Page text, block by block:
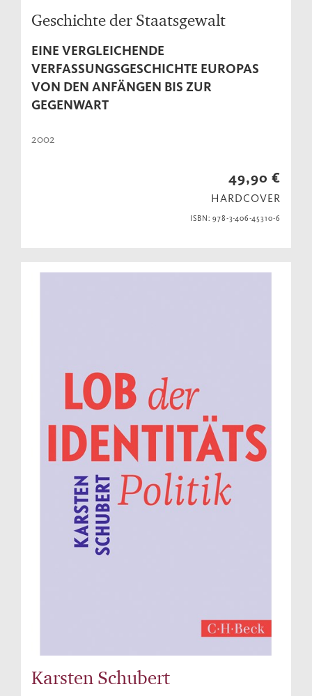
Geschichte der Staatsgewalt
EINE VERGLEICHENDE
VERFASSUNGSGESCHICHTE EUROPAS
VON DEN ANFÄNGEN BIS ZUR
GEGENWART
2002
49,90 €
HARDCOVER
ISBN: 978-3-406-45310-6
Karsten Schubert